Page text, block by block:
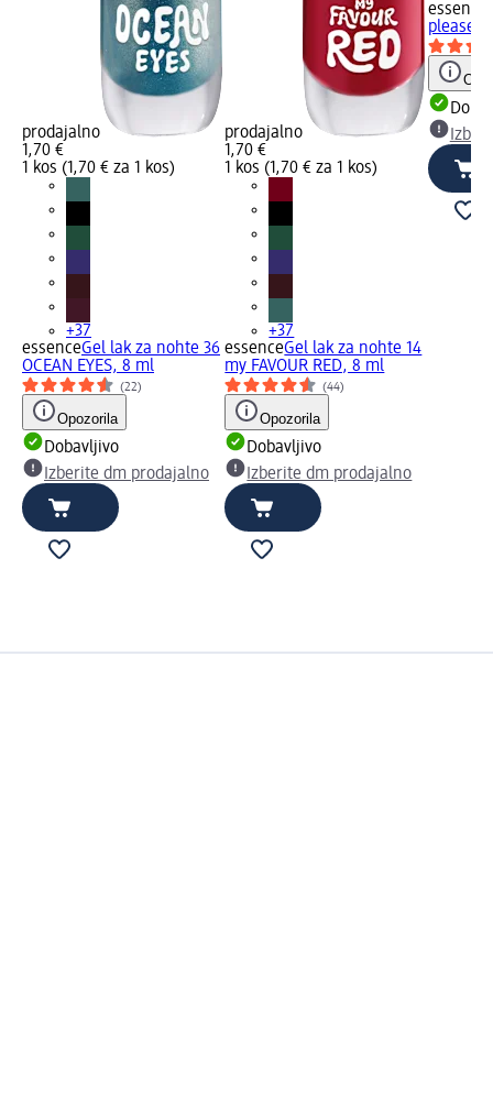
prodajalno
1,70 €
1 kos (1,70 € za 1 kos)
+37
essenceGel lak za nohte 36
OCEAN EYES, 8 ml
(22)
Opozorila
Dobavljivo
Izberite dm prodajalno
prodajalno
1,70 €
1 kos (1,70 € za 1 kos)
+37
essenceGel lak za nohte 14
my FAVOUR RED, 8 ml
(44)
Opozorila
Dobavljivo
Izberite dm prodajalno
essence
please